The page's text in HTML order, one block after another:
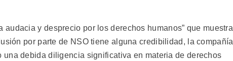
audacia y desprecio por los derechos humanos” que muestra
por parte de NSO tiene alguna credibilidad, la compañía
debida diligencia significativa en materia de derechos